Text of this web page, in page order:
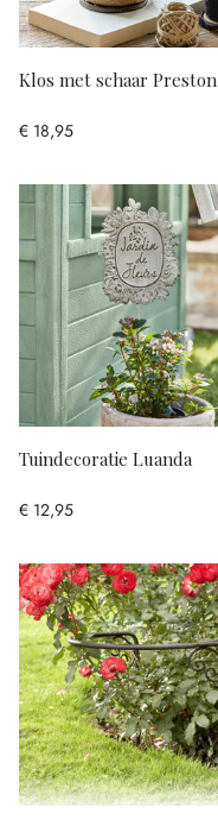
Klos met schaar Preston
€ 18,95
Tuindecoratie Luanda
€ 12,95